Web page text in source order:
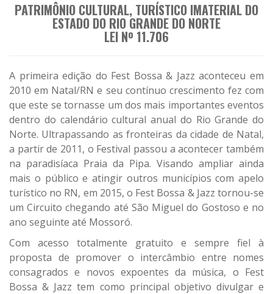
PATRIMÔNIO CULTURAL, TURÍSTICO IMATERIAL DO
ESTADO DO RIO GRANDE DO NORTE
LEI Nº 11.706
A primeira edição do Fest Bossa & Jazz aconteceu em
2010 em Natal/RN e seu contínuo crescimento fez com
que este se tornasse um dos mais importantes eventos
dentro do calendário cultural anual do Rio Grande do
Norte. Ultrapassando as fronteiras da cidade de Natal,
a partir de 2011, o Festival passou a acontecer também
na paradisíaca Praia da Pipa. Visando ampliar ainda
mais o público e atingir outros municípios com apelo
turístico no RN, em 2015, o Fest Bossa & Jazz tornou-se
um Circuito chegando até São Miguel do Gostoso e no
ano seguinte até Mossoró.
Com acesso totalmente gratuito e sempre fiel à
proposta de promover o intercâmbio entre nomes
consagrados e novos expoentes da música, o Fest
Bossa & Jazz tem como principal objetivo divulgar e